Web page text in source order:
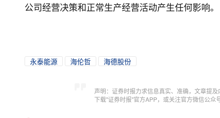
公司经营决策和正常生产经营活动产生任何影响。
永泰能源 海伦哲 海德股份
声明：证券时报力求信息真实、准确，文章提
下载"证券时报"官方APP，或关注官方微信公